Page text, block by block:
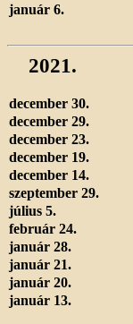
január 6.
2021.
december 30.
december 29.
december 23.
december 19.
december 14.
szeptember 29.
július 5.
február 24.
január 28.
január 21.
január 20.
január 13.